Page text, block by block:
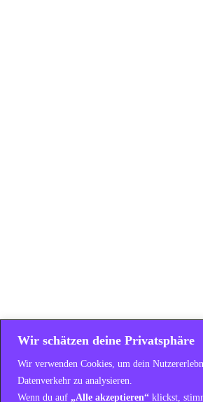
Wir schätzen deine Privatsphäre
Wir verwenden Cookies, um dein
Datenverkehr zu analysieren.
Wenn du auf „Alle akzeptieren“ klickst,